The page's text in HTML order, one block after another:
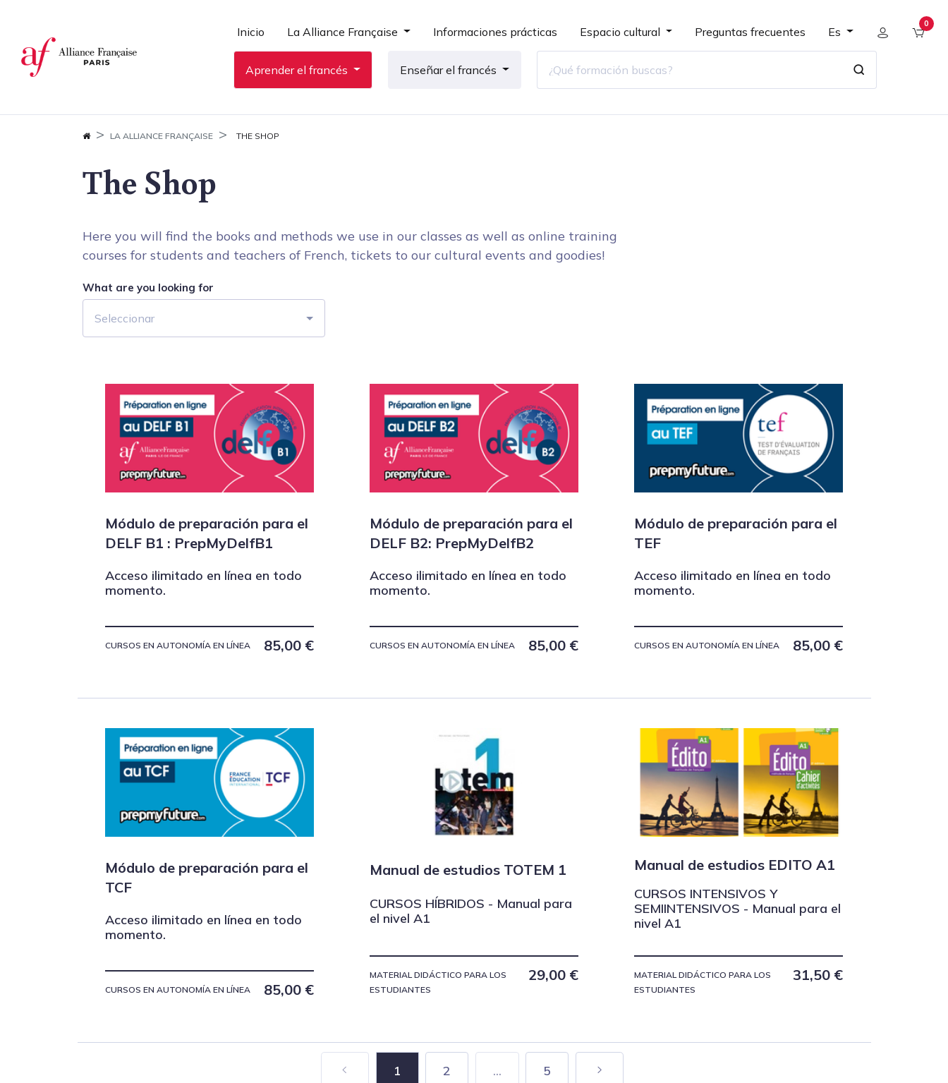
Inicio La Alliance Française Informaciones prácticas Espacio cultural Preguntas frecuentes Es
0
Aprender el francés Enseñar el francés
LA ALLIANCE FRANÇAISE THE SHOP
The Shop
Here you will find the books and methods we use in our classes as well as online training
courses for students and teachers of French, tickets to our cultural events and goodies!
What are you looking for
Seleccionar
Módulo de preparación para el
DELF B1 : PrepMyDelfB1
Acceso ilimitado en línea en todo
momento.
CURSOS EN AUTONOMÍA EN LÍNEA 85,00 €
Módulo de preparación para el
DELF B2: PrepMyDelfB2
Acceso ilimitado en línea en todo
momento.
CURSOS EN AUTONOMÍA EN LÍNEA 85,00 €
Módulo de preparación para el
TEF
Acceso ilimitado en línea en todo
momento.
CURSOS EN AUTONOMÍA EN LÍNEA 85,00 €
Módulo de preparación para el
TCF
Acceso ilimitado en línea en todo
momento.
CURSOS EN AUTONOMÍA EN LÍNEA 85,00 €
Manual de estudios TOTEM 1
CURSOS HÍBRIDOS - Manual para
el nivel A1
MATERIAL DIDÁCTICO PARA LOS
ESTUDIANTES
29,00 €
Manual de estudios EDITO A1
CURSOS INTENSIVOS Y
SEMIINTENSIVOS - Manual para el
nivel A1
MATERIAL DIDÁCTICO PARA LOS
ESTUDIANTES
31,50 €
1 2 ... 5